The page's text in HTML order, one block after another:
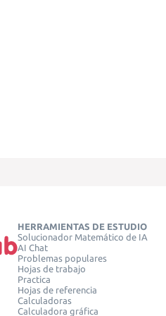
HERRAMIENTAS DE ESTUDIO
Solucionador Matemático de IA
AI Chat
Problemas populares
Hojas de trabajo
Practica
Hojas de referencia
Calculadoras
Calculadora gráfica